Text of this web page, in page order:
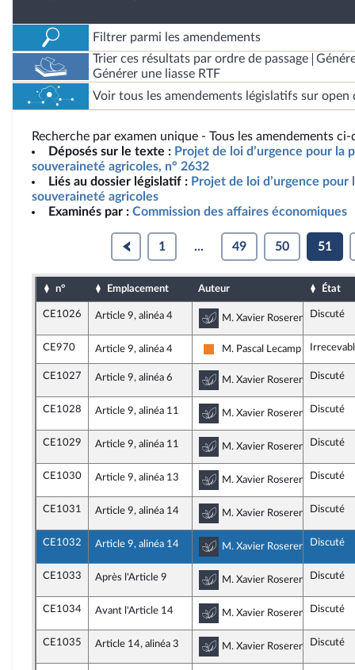
Filtrer parmi les amendements
Trier ces résultats par ordre de passage
Générer une liasse RTF
Voir tous les amendements législatifs sur open
Recherche par examen unique - Tous les amendements ci-
Déposés sur le texte : Projet de loi d’urgence pour la
souveraineté agricoles, n° 2632
Liés au dossier législatif : Projet de loi d’urgence
souveraineté agricoles
Examinés par : Commission des affaires économiques
1 ... 49 50 51
n° Emplacement Auteur État
CE1026 Article 9, alinéa 4 Commission du
M. Xavier Roseren, Discuté
CE970 Article 9, alinéa 4
Les Démocrates
M. Pascal Lecamp
CE1027 Article 9, alinéa 6 Commission du
M. Xavier Roseren, Discuté
CE1028 Article 9, alinéa 11 Commission du
M. Xavier Roseren, Discuté
CE1029 Article 9, alinéa 11 Commission du
M. Xavier Roseren, Discuté
CE1030 Article 9, alinéa 13 Commission du
M. Xavier Roseren, Discuté
CE1031 Article 9, alinéa 14 Commission du
M. Xavier Roseren, Discuté
CE1032 Article 9, alinéa 14 Commission du
M. Xavier Roseren, Discuté
CE1033 Après l'Article 9 Commission du
M. Xavier Roseren, Discuté
CE1034 Avant l'Article 14 Commission du
M. Xavier Roseren, Discuté
CE1035 Article 14, alinéa 3 Commission du
M. Xavier Roseren, Discuté